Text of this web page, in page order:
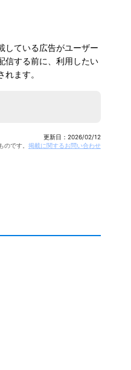
している広告がユーザー
信する前に、利用したい
ます。
更新日： 2026/02/12
です。 掲載に関するお問い合わせ